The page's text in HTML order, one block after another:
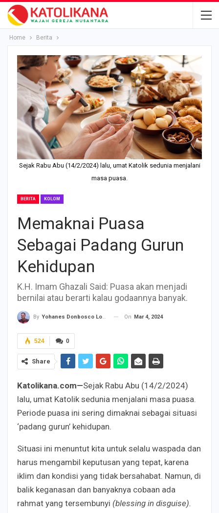
Home Berita
Sejak Rabu Abu (14/2/2024) lalu, umat Katolik sedunia menjalani
masa puasa.
BERITA KOLOM
Memaknai Puasa
Sebagai Padang Gurun
Kehidupan
K.H. Imam Ghazali Said: Puasa akan menjadi
bernilai atau berarti kalau godaannya banyak.
By Yohanes Donbosco Lobo On Mar 4, 2024
0
524
Share
Katolikana.com—Sejak Rabu Abu (14/2/2024)
lalu, umat Katolik sedunia menjalani masa puasa.
Periode puasa ini sering dimaknai sebagai situasi
‘padang gurun’ kehidupan.
Situasi ini menuntut kita untuk selalu waspada dan
harus mengambil keputusan yang tepat, karena
iklim dan kondisi yang tidak bersahabat. Namun, di
balik keganasan dan banyaknya cobaan ada
rahmat yang tersembunyi (blessing in disguise).